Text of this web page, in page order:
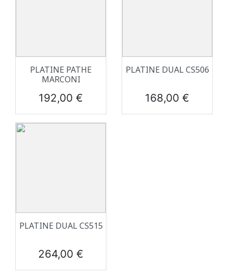
PLATINE PATHE
MARCONI
Prix
192,00 €
PLATINE DUAL CS506
Prix
168,00 €
PLATINE DUAL CS515
Prix
264,00 €